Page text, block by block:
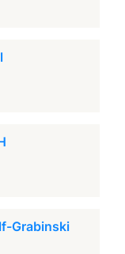
Grabinski